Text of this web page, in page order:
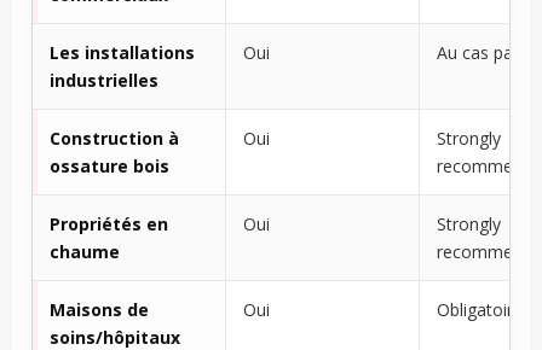
Les installations
industrielles
Oui Au cas par
Construction à
ossature bois
Oui
Strongly
Propriétés en
chaume
Oui
Strongly
Maisons de
soins/hôpitaux
Oui Obligatoire